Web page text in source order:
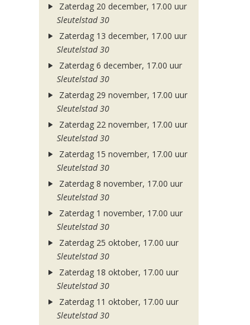
Zaterdag 20 december, 17.00 uur
Sleutelstad 30
Zaterdag 13 december, 17.00 uur
Sleutelstad 30
Zaterdag 6 december, 17.00 uur
Sleutelstad 30
Zaterdag 29 november, 17.00 uur
Sleutelstad 30
Zaterdag 22 november, 17.00 uur
Sleutelstad 30
Zaterdag 15 november, 17.00 uur
Sleutelstad 30
Zaterdag 8 november, 17.00 uur
Sleutelstad 30
Zaterdag 1 november, 17.00 uur
Sleutelstad 30
Zaterdag 25 oktober, 17.00 uur
Sleutelstad 30
Zaterdag 18 oktober, 17.00 uur
Sleutelstad 30
Zaterdag 11 oktober, 17.00 uur
Sleutelstad 30